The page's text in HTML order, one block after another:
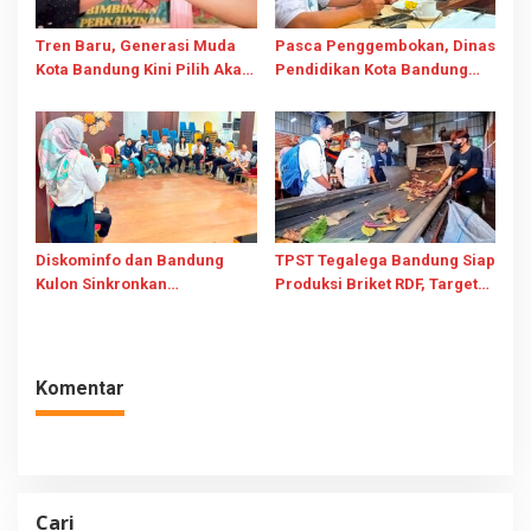
Tren Baru, Generasi Muda
Kota Bandung Kini Pilih Akad
Pasca Penggembokan, Dinas
Pendidikan Kota Bandung
026 Bojongloa Tetap Berjalan
Diskominfo dan Bandung
Kulon Sinkronkan
TPST Tegalega Bandung Siap
Produksi Briket RDF, Target
Komentar
Cari